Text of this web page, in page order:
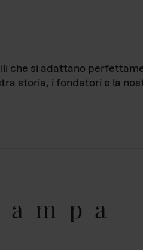
che si adattano
storia, i fondatori e la